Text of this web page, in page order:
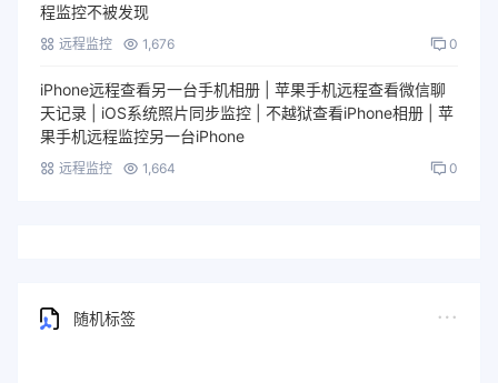
程监控不被发现
远程监控 1,676 0
iPhone远程查看另一台手机相册 | 苹果手机远程查看微信聊
天记录 | iOS系统照片同步监控 | 不越狱查看iPhone相册 | 苹
果手机远程监控另一台iPhone
远程监控 1,664 0
随机标签